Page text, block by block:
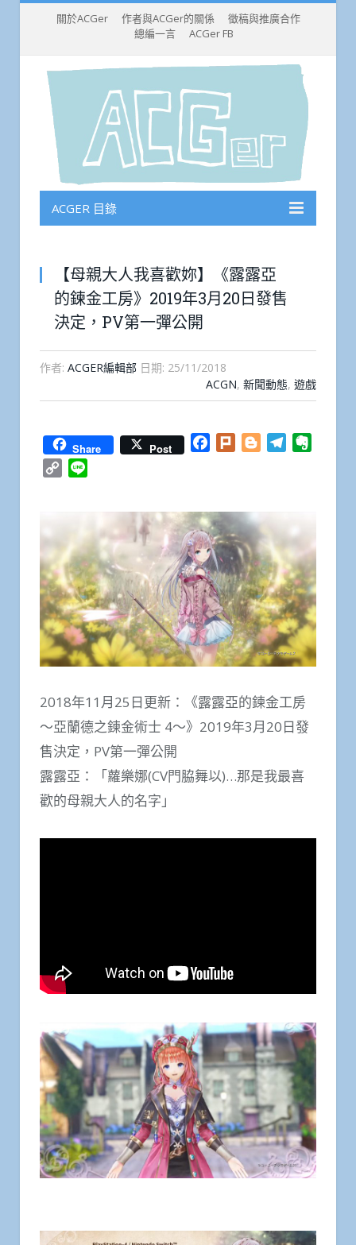
關於ACGer 作者與ACGer的關係
徵稿與推廣合作
總編一言
ACGer FB
ACGER 目錄
【母親大人我喜歡妳】《露露亞
的鍊金工房》2019年3月20日發售
決定，PV第一彈公開
作者: ACGER編輯部 日期: 25/11/2018
ACGN, 新聞動態, 遊戲
Share Post Facebook
Plurk BloggerTelegram
Copy
2018年11月25日更新：《露露亞的鍊金工房
～亞蘭德之鍊金術士 4～》2019年3月20日發
售決定，PV第一彈公開
露露亞：「蘿樂娜(CV門脇舞以)…那是我最喜
歡的母親大人的名字」